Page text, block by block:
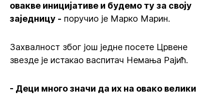
овакве иницијативе и будемо ту за своју
заједницу - поручио је Марко Марин.
Захвалност због још једне посете Црвене
звезде је истакао васпитач Немања Рајић.
- Деци много значи да их на овако велики